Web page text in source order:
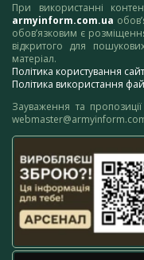
При використанні
armyinform.com.ua
обов’язковим є
відкритого для
матеріал.
Політика користування
Політика використання
Зауваження та